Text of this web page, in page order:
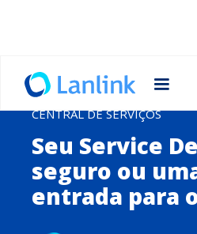
CENTRAL DE SERVIÇOS
Seu Service
seguro ou
entrada para